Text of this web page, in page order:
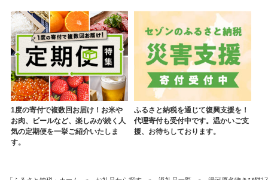
1度の寄付で複数回お届け！お米や
お肉、ビールなど、楽しみが続く人
気の定期便を一挙ご紹介いたしま
す。
ふるさと納税を通じて復興支援を！
代理寄付も受付中です。温かいご支
援、お待ちしております。